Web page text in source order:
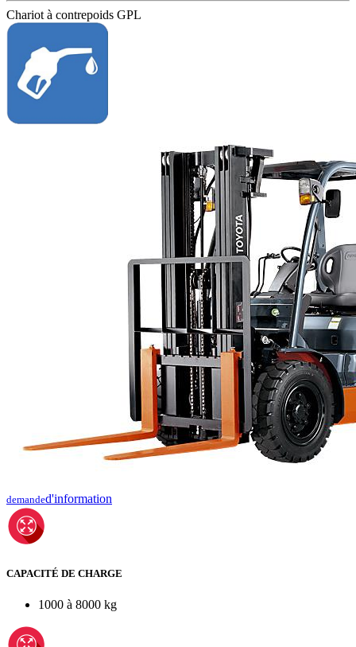
Chariot à contrepoids GPL
demanded'information
CAPACITÉ DE CHARGE
1000 à 8000 kg